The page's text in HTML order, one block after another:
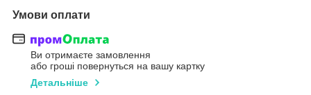
Умови оплати
Ви отримаєте замовлення
або гроші повернуться на вашу картку
Детальніше